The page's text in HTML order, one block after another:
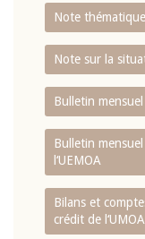
Note thématique
Note sur la
Bulletin
Bulletin
l‘UEMOA
Bilans et
crédit de l‘UMOA